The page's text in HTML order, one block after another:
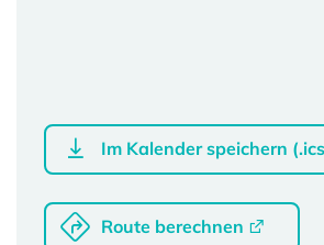
Im Kalender speichern
Route berechnen